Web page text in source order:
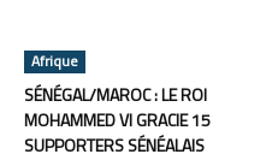
Afrique
SÉNÉGAL/MAROC : LE ROI
MOHAMMED VI GRACIE 15
SUPPORTERS SÉNÉALAIS